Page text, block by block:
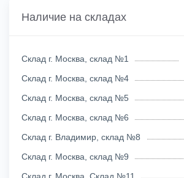
Наличие на складах
Склад г. Москва, склад №1
Склад г. Москва, склад №4
Склад г. Москва, склад №5
Склад г. Москва, склад №6
Склад г. Владимир, склад №8
Склад г. Москва, склад №9